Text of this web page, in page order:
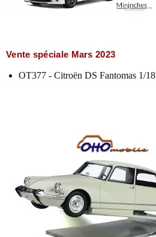
Vente spéciale Mars 2023
OT377 - Citroën DS Fantomas 1/18